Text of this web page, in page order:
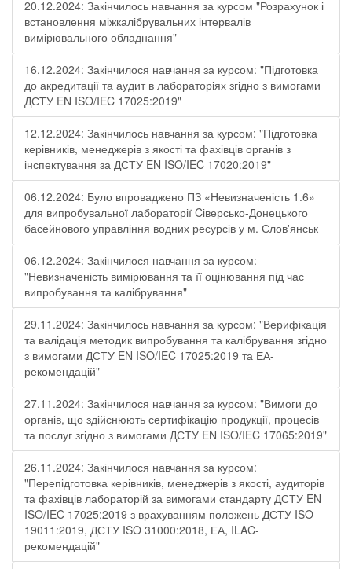
20.12.2024: Закінчилось навчання за курсом "Розрахунок і
встановлення міжкалібрувальних інтервалів
вимірювального обладнання"
16.12.2024: Закінчилося навчання за курсом: "Підготовка
до акредитації та аудит в лабораторіях згідно з вимогами
ДСТУ EN ISO/IEC 17025:2019"
12.12.2024: Закінчилось навчання за курсом: "Підготовка
керівників, менеджерів з якості та фахівців органів з
інспектування за ДСТУ EN ISO/IEC 17020:2019"
06.12.2024: Було впроваджено ПЗ «Невизначеність 1.6»
для випробувальної лабораторії Cіверсько-Донецького
басейнового управління водних ресурсів у м. Слов'янськ
06.12.2024: Закінчилося навчання за курсом:
"Невизначеність вимірювання та її оцінювання під час
випробування та калібрування"
29.11.2024: Закінчилось навчання за курсом: "Верифікація
та валідація методик випробування та калібрування згідно
з вимогами ДСТУ EN ISO/IEC 17025:2019 та ЕА-
рекомендацій"
27.11.2024: Закінчилося навчання за курсом: "Вимоги до
органів, що здійснюють сертифікацію продукції, процесів
та послуг згідно з вимогами ДСТУ EN ISO/IEC 17065:2019"
26.11.2024: Закінчилося навчання за курсом:
"Перепідготовка керівників, менеджерів з якості, аудиторів
та фахівців лабораторій за вимогами стандарту ДСТУ EN
ISO/IEC 17025:2019 з врахуванням положень ДСТУ ISO
19011:2019, ДСТУ ISO 31000:2018, ЕА, ILAC-
рекомендацій"